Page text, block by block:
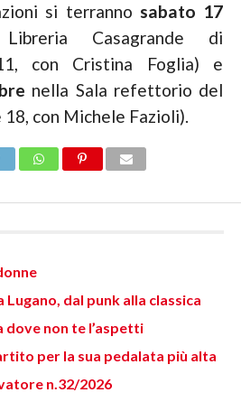
si terranno sabato 17
Casagrande di
con Cristina Foglia) e
nella Sala refettorio del
con Michele Fazioli).
Lugano, dal punk alla classica
dove non te l’aspetti
per la sua pedalata più alta
n.32/2026